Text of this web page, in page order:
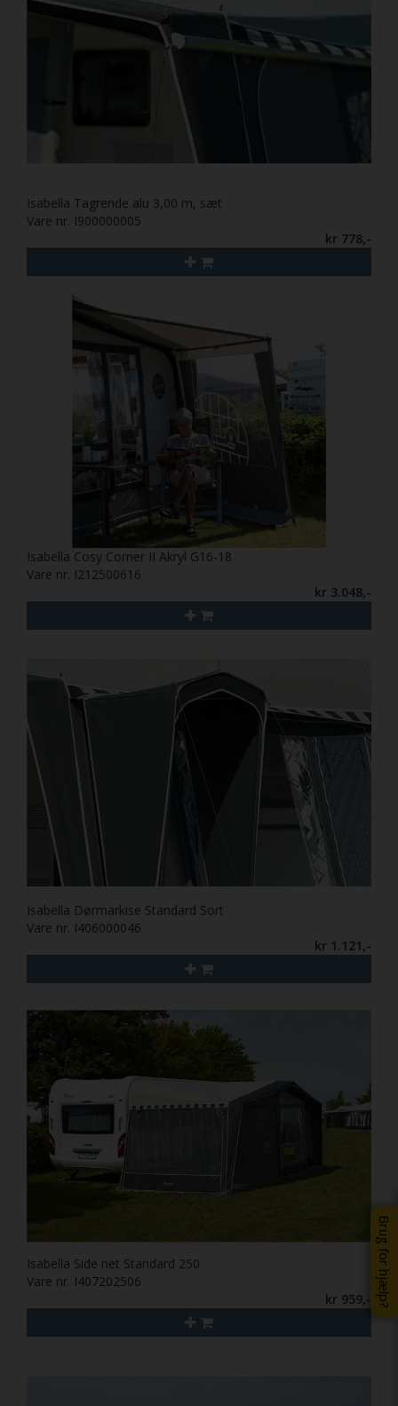
Brug for hjælp?
Isabella Tagrende alu 3,00 m, sæt
Vare nr. I900000005
kr 778,-
Isabella Cosy Corner II Akryl G16-18
Vare nr. I212500616
kr 3.048,-
Isabella Dørmarkise Standard Sort
Vare nr. I406000046
kr 1.121,-
Isabella Side net Standard 250
Vare nr. I407202506
kr 959,-